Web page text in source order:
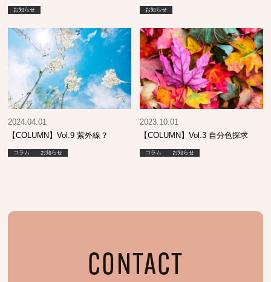
お知らせ お知らせ
【COLUMN】Vol.9 紫外線？
2024.04.01
コラム お知らせ
【COLUMN】Vol.3 自分色探求
2023.10.01
コラム お知らせ
CONTACT